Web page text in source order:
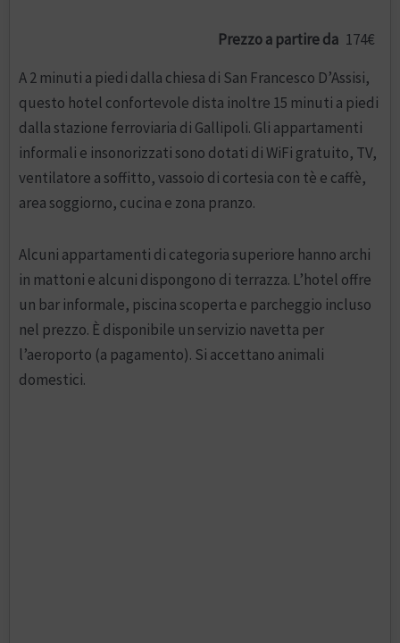
Prezzo a partire da 174€
A 2 minuti a piedi dalla chiesa di San Francesco D’Assisi,
questo hotel confortevole dista inoltre 15 minuti a piedi
dalla stazione ferroviaria di Gallipoli. Gli appartamenti
informali e insonorizzati sono dotati di WiFi gratuito, TV,
ventilatore a soffitto, vassoio di cortesia con tè e caffè,
area soggiorno, cucina e zona pranzo.
Alcuni appartamenti di categoria superiore hanno archi
in mattoni e alcuni dispongono di terrazza. L’hotel offre
un bar informale, piscina scoperta e parcheggio incluso
nel prezzo. È disponibile un servizio navetta per
l’aeroporto (a pagamento). Si accettano animali
domestici.